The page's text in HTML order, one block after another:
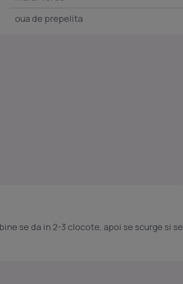
oua de prepelita
se da in 2-3 clocote, apoi se scurge si se